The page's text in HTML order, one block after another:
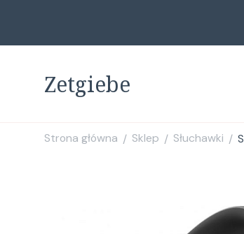
Zetgiebe
Strona główna / Sklep / Słuchawki /